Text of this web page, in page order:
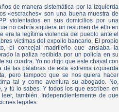
de manera sistemática por la izquierda
«escraches» son una buena muestra de
violentados en sus domicilios por una
no cabría siquiera un resumen de ello en
era la legítima violencia del pueblo ante el
víctimas del expolio bancario. El propio
el concejal madrileño que ansiaba la
la paliza recibida por un policía en su
su cuadra. Yo no digo que este chaval con
de las palabras de esta extrema izquierda
pero tampoco que se nos quiera hacer
tal y como aventura su abogado. No,
y tú lo sabes. Y todos los que escriben en
también. Independientemente de que
legales.